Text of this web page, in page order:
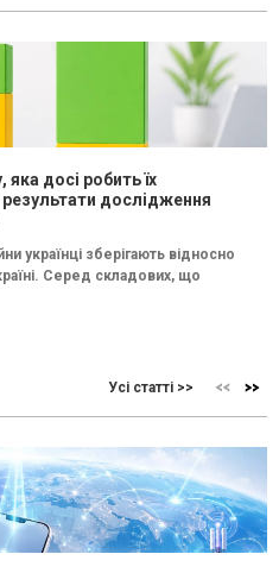
яка досі робить їх
дослідження
українці зберігають відносно
Серед складових, що
Усі статті >>